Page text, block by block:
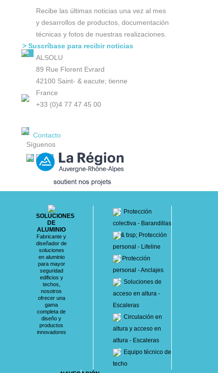
Recibe las últimas noticias una vez al mes
y desarrollos de productos, documentación
técnicas y fotos de nuestras realizaciones.
> Suscríbase para recibir noticias
ALSOLU
89 Rue Florent Evrard
42100 Saint- & eacute; tienne
France
+33 (0)4 77 47 45 00
Contacto
Síguenos
SOLUCIONES
DE
ALUMINIO
Fabricante y
diseñador de
soluciones
en aluminio
para mayor
seguridad
edificios y
techos,
nosotros
ofrecer una
gama
completa de
diseño y
productos
innovadores
Protección
colectiva - Barandillas
& bsp; Protección
personal - Lifeline
Protección
personal - Anclajes
Soluciones de
acceso en altura -
Escaleras
Circulación en
altura y acceso en
altura - Escaleras
Equipo técnico de
techo